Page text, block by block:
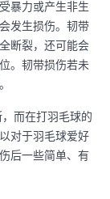
暴力或产生非生
发生损伤。韧带
断裂，还可能会
。韧带损伤若未
而在打羽毛球的
对于羽毛球爱好
后一些简单、有